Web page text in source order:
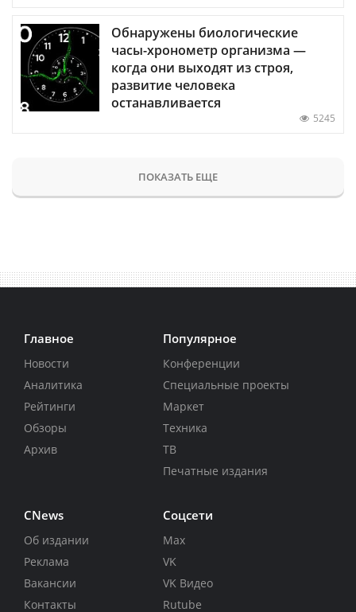
Обнаружены биологические
часы-хронометр организма —
когда они выходят из строя,
развитие человека
останавливается
5245
ПОКАЗАТЬ ЕЩЕ
Главное
Новости
Аналитика
Рейтинги
Обзоры
Архив
Популярное
Конференции
Специальные проекты
Маркет
Техника
ТВ
Печатные издания
CNews
Об издании
Реклама
Вакансии
Контакты
Соцсети
Max
VK
VK Видео
Rutube